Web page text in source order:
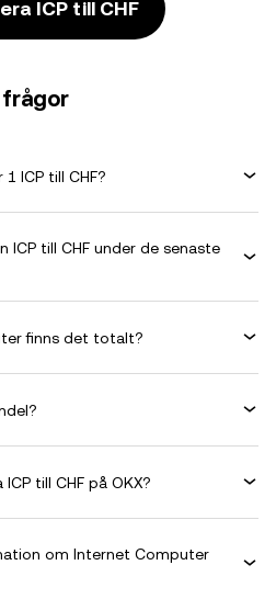
ICP till CHF
frågor
ICP till CHF?
ICP till CHF under de senaste
finns det totalt?
till CHF på OKX?
om Internet Computer